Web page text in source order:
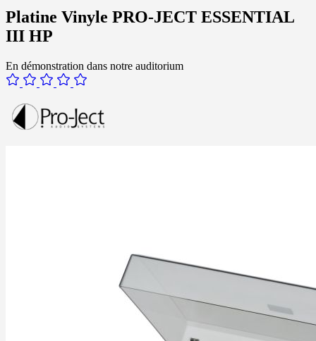
Platine Vinyle PRO-JECT ESSENTIAL
III HP
En démonstration dans notre auditorium